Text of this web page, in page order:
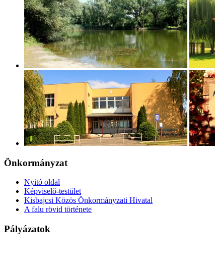
Önkormányzat
Nyitó oldal
Képviselő-testület
Kisbajcsi Közös Önkormányzati Hivatal
A falu rövid története
Pályázatok